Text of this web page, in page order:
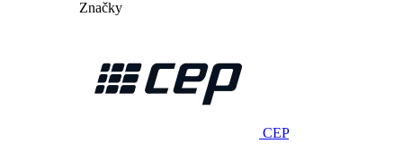
Značky
CEP